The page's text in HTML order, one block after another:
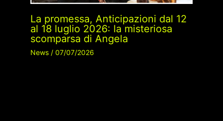
La promessa, Anticipazioni dal 12
al 18 luglio 2026: la misteriosa
scomparsa di Angela
News/ 07/07/2026